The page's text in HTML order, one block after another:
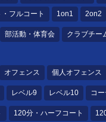
フルコート 1on1 2on2
部活動・体育会 クラブチー
オフェンス 個人オフェンス
レベル9 レベル10 コ
120分・ハーフコート